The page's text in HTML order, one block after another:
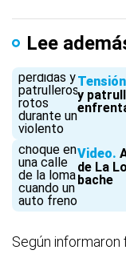
Lee
y
Video
de La
bache
Según informaron